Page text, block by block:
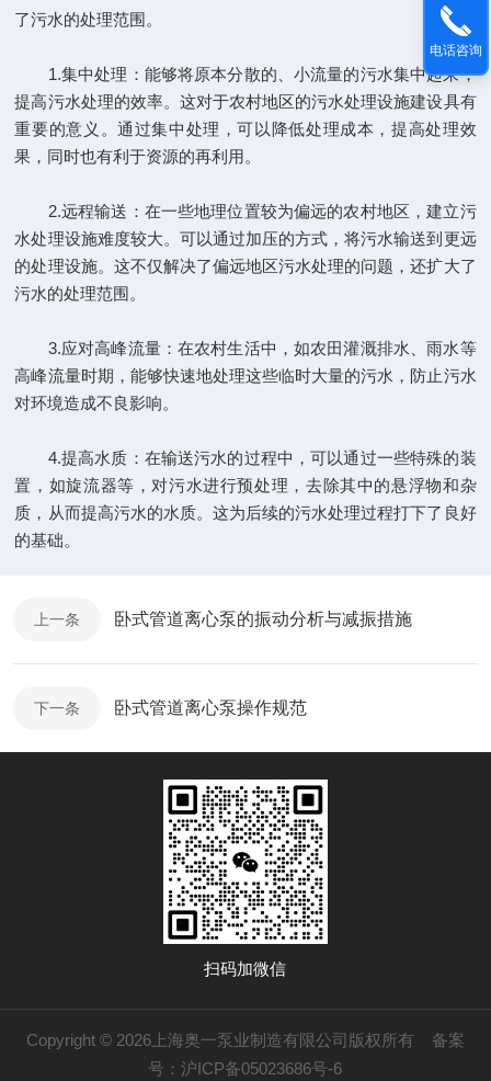
了污水的处理范围。
1.集中处理：能够将原本分散的、小流量的污水集中起来，
提高污水处理的效率。这对于农村地区的污水处理设施建设具有
重要的意义。通过集中处理，可以降低处理成本，提高处理效
果，同时也有利于资源的再利用。
2.远程输送：在一些地理位置较为偏远的农村地区，建立污
水处理设施难度较大。可以通过加压的方式，将污水输送到更远
的处理设施。这不仅解决了偏远地区污水处理的问题，还扩大了
污水的处理范围。
3.应对高峰流量：在农村生活中，如农田灌溉排水、雨水等
高峰流量时期，能够快速地处理这些临时大量的污水，防止污水
对环境造成不良影响。
4.提高水质：在输送污水的过程中，可以通过一些特殊的装
置，如旋流器等，对污水进行预处理，去除其中的悬浮物和杂
质，从而提高污水的水质。这为后续的污水处理过程打下了良好
的基础。
上一条 卧式管道离心泵的振动分析与减振措施
下一条 卧式管道离心泵操作规范
扫码加微信
Copyright © 2026上海奥一泵业制造有限公司版权所有 备案
号：沪ICP备05023686号-6
电话咨询